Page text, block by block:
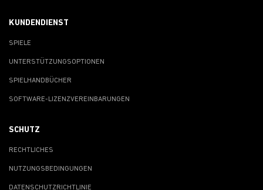
KUNDENDIENST
SPIELE
UNTERSTÜTZUNGSOPTIONEN
SPIELHANDBÜCHER
SOFTWARE-LIZENZVEREINBARUNGEN
SCHUTZ
RECHTLICHES
NUTZUNGSBEDINGUNGEN
DATENSCHUTZRICHTLINIE